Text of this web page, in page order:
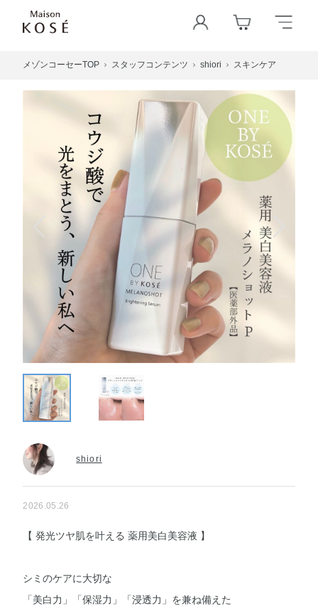
メゾンコーセーTOP スタッフコンテンツ shiori スキンケア
shiori
2026.05.26
【 発光ツヤ肌を叶える 薬用美白美容液 】
シミのケアに大切な
「美白力」「保湿力」「浸透力」を兼ね備えた